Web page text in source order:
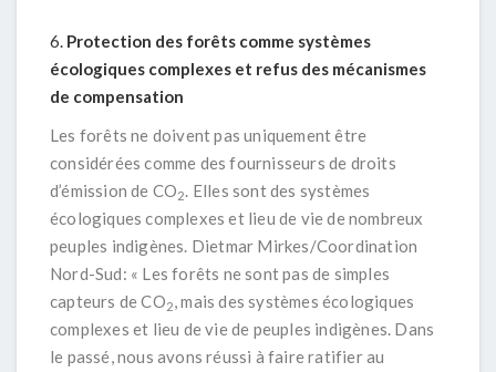
Protection des forêts comme systèmes
écologiques complexes et refus des mécanismes
de compensation
Les forêts ne doivent pas uniquement être
considérées comme des fournisseurs de droits
d’émission de CO2. Elles sont des systèmes
écologiques complexes et lieu de vie de nombreux
peuples indigènes. Dietmar Mirkes/Coordination
Nord-Sud: « Les forêts ne sont pas de simples
capteurs de CO2, mais des systèmes écologiques
complexes et lieu de vie de peuples indigènes. Dans
le passé, nous avons réussi à faire ratifier au